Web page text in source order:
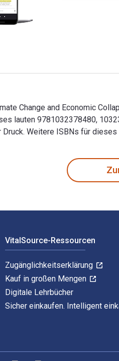
Change and Economic
lauten 9781032378480,
Weitere ISBNs für
VitalSource-Ressourcen
Zugänglichkeitserklärung
Kauf in großen Mengen
Digitale Lehrbücher
Sicher einkaufen. Intelligent